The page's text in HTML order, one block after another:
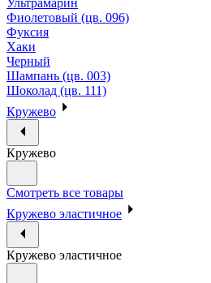
Фиолетовый (цв. 096)
Фуксия
Хаки
Черный
Шампань (цв. 003)
Шоколад (цв. 111)
Кружево
Кружево
Смотреть все товары
Кружево эластичное
Кружево эластичное